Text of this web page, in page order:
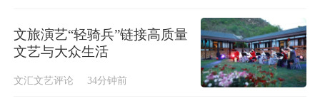
文旅演艺“轻骑兵”链接高质量
文艺与大众生活
文汇文艺评论 34分钟前